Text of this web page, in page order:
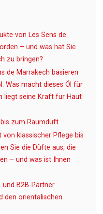
von Les Sens de
– und was hat Sie
zu bringen?
de Marrakech basieren
Was macht dieses Öl für
liegt seine Kraft für Haut
zum Raumduft
von klassischer Pflege bis
Sie die Düfte aus, die
– und was ist Ihnen
B2B-Partner
den orientalischen